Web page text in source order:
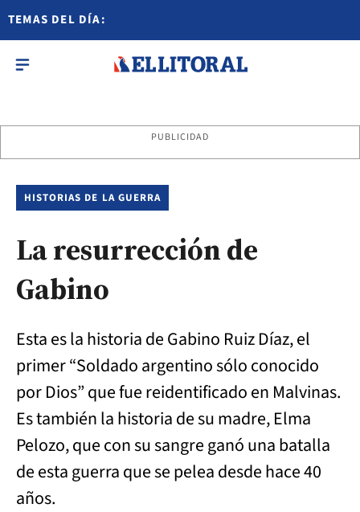
TEMAS DEL DÍA:
PUBLICIDAD
HISTORIAS DE LA GUERRA
La resurrección de
Gabino
Esta es la historia de Gabino Ruiz Díaz, el
primer “Soldado argentino sólo conocido
por Dios” que fue reidentificado en Malvinas.
Es también la historia de su madre, Elma
Pelozo, que con su sangre ganó una batalla
de esta guerra que se pelea desde hace 40
años.